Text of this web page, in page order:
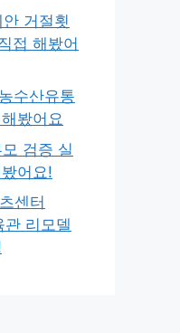
거절횟
접 해봤어
수산유통
봤어요
검증 실
어요!
센터
리모델